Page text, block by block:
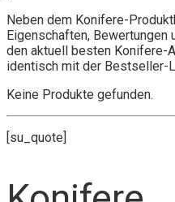
Neben dem Konifere-
Eigenschaften, Bewertungen
den aktuell besten Konifere-
identisch mit der Bestseller-
Keine Produkte gefunden.
[su_quote]